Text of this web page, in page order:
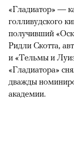
«Гладиатор» —
голливудского
получивший
Ридли Скотта,
и «Тельмы и
«Гладиатора»
дважды
академии.